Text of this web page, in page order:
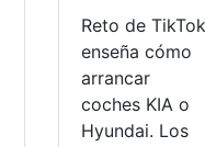
Reto de TikTok
enseña cómo
arrancar
coches KIA o
Hyundai. Los